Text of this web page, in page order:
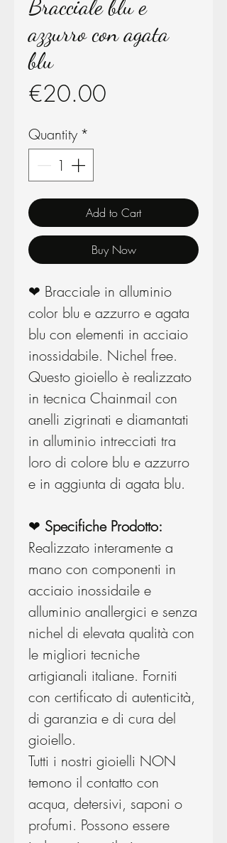
Bracciale blu e
azzurro con agata
blu
€20.00
Quantity *
Add to Cart
Buy Now
❤ Bracciale in alluminio
color blu e azzurro e agata
blu con elementi in acciaio
inossidabile. Nichel free.
Questo gioiello è realizzato
in tecnica Chainmail con
anelli zigrinati e diamantati
in alluminio intrecciati tra
loro di colore blu e azzurro
e in aggiunta di agata blu.
❤ Specifiche Prodotto:
Realizzato interamente a
mano con componenti in
acciaio inossidaile e
alluminio anallergici e senza
nichel di elevata qualità con
le migliori tecniche
artigianali italiane. Forniti
con certificato di autenticità,
di garanzia e di cura del
gioiello.
Tutti i nostri gioielli NON
temono il contatto con
acqua, detersivi, saponi o
profumi. Possono essere